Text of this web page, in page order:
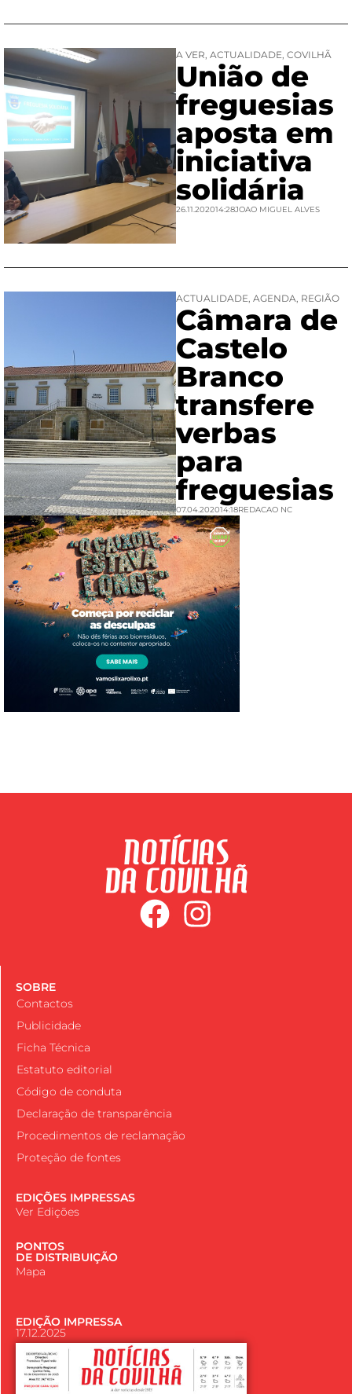
A VER, ACTUALIDADE, COVILHÃ
União de
freguesias
aposta em
iniciativa
solidária
26.11.202014:28JOAO MIGUEL ALVES
ACTUALIDADE, AGENDA, REGIÃO
Câmara de
Castelo
Branco
transfere
verbas
para
freguesias
07.04.202014:18REDACAO NC
SOBRE
Contactos
Publicidade
Ficha Técnica
Estatuto editorial
Código de conduta
Declaração de transparência
Procedimentos de reclamação
Proteção de fontes
EDIÇÕES IMPRESSAS
Ver Edições
PONTOS
DE DISTRIBUIÇÃO
Mapa
EDIÇÃO IMPRESSA
17.12.2025